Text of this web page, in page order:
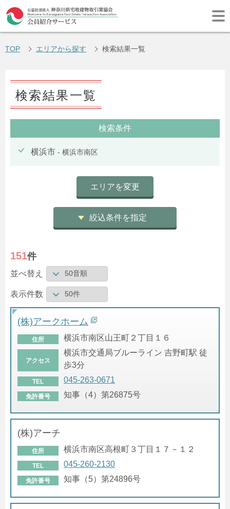
TOP エリアから探す 検索結果一覧
検索結果一覧
検索条件
横浜市 - 横浜市南区
エリアを変更
絞込条件を指定
151件
並べ替え
表示件数
(株)アークホーム
住所 横浜市南区山王町２丁目１６
アクセス
横浜市交通局ブルーライン 吉野町駅 徒
歩3分
TEL 045-263-0671
免許番号 知事（4）第26875号
(株)アーチ
住所 横浜市南区高根町３丁目１７－１２
TEL 045-260-2130
免許番号 知事（5）第24896号